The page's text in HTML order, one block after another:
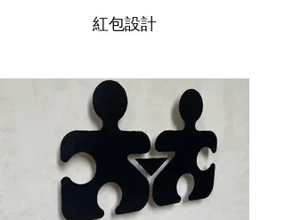
紅包設計